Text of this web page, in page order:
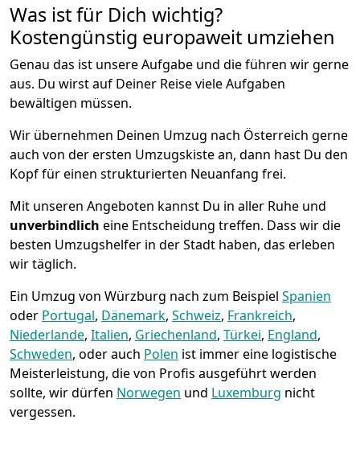
Was ist für Dich wichtig?
Kostengünstig europaweit umziehen
Genau das ist unsere Aufgabe und die führen wir gerne
aus. Du wirst auf Deiner Reise viele Aufgaben
bewältigen müssen.
Wir übernehmen Deinen Umzug nach Österreich gerne
auch von der ersten Umzugskiste an, dann hast Du den
Kopf für einen strukturierten Neuanfang frei.
Mit unseren Angeboten kannst Du in aller Ruhe und
unverbindlich eine Entscheidung treffen. Dass wir die
besten Umzugshelfer in der Stadt haben, das erleben
wir täglich.
Ein Umzug von Würzburg nach zum Beispiel Spanien
oder Portugal, Dänemark, Schweiz, Frankreich,
Niederlande, Italien, Griechenland, Türkei, England,
Schweden, oder auch Polen ist immer eine logistische
Meisterleistung, die von Profis ausgeführt werden
sollte, wir dürfen Norwegen und Luxemburg nicht
vergessen.